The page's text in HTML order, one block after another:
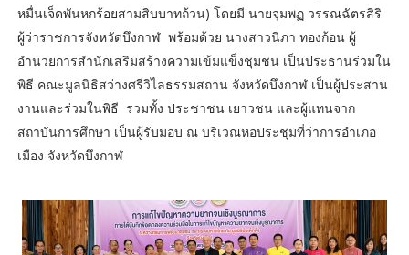
หมื่นเจ็ดพันหกร้อยสามสิบบาทถ้วน) โดยมี นายจุมพฏ วรรณฉัตรสิริ
ผู้ว่าราชการจังหวัดบึงกาฬ พร้อมด้วย นางสาวนิภา ทองก้อน ผู้
อำนวยการสำนักเสริมสร้างความเข้มแข็งชุมชน เป็นประธานร่วมใน
พิธี คณะมูลนิธิสว่างศรีวิไลธรรมสถาน จังหวัดบึงกาฬ เป็นผู้ประสาน
งานและร่วมในพิธี รวมทั้ง ประชาชน เยาวชน และผู้แทนจาก
สถาบันการศึกษา เป็นผู้รับมอบ ณ บริเวณหอประชุมที่ว่าการอำเภอ
เมือง จังหวัดบึงกาฬ